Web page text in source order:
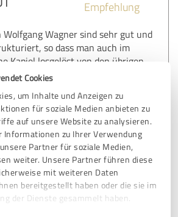
Cookies
um Inhalte und Anzeigen zu
für soziale Medien anbieten zu
auf unsere Website zu analysieren.
Informationen zu Ihrer Verwendung
Partner für soziale Medien,
weiter. Unsere Partner führen diese
mit weiteren Daten
bereitgestellt haben oder die sie im
der Dienste gesammelt haben.
Empfehlung
Wolfgang Wagner sind sehr gut und
so dass man auch im
Kapiel losgelöst von den übrigen
Die Geschwindigkeit des Vortrags und
Bewertung zu:
von Wolfgang Wagner: